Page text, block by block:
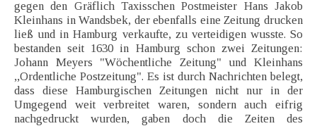
gegen den Gräflich Taxisschen Postmeister Hans Jakob
Kleinhans in Wandsbek, der ebenfalls eine Zeitung drucken
ließ und in Hamburg verkaufte, zu verteidigen wusste. So
bestanden seit 1630 in Hamburg schon zwei Zeitungen:
Johann Meyers "Wöchentliche Zeitung" und Kleinhans
,,Ordentliche Postzeitung". Es ist durch Nachrichten belegt,
dass diese Hamburgischen Zeitungen nicht nur in der
Umgegend weit verbreitet waren, sondern auch eifrig
nachgedruckt wurden, gaben doch die Zeiten des